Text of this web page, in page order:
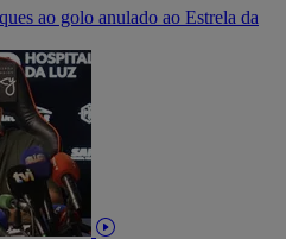
ao golo anulado ao Estrela da